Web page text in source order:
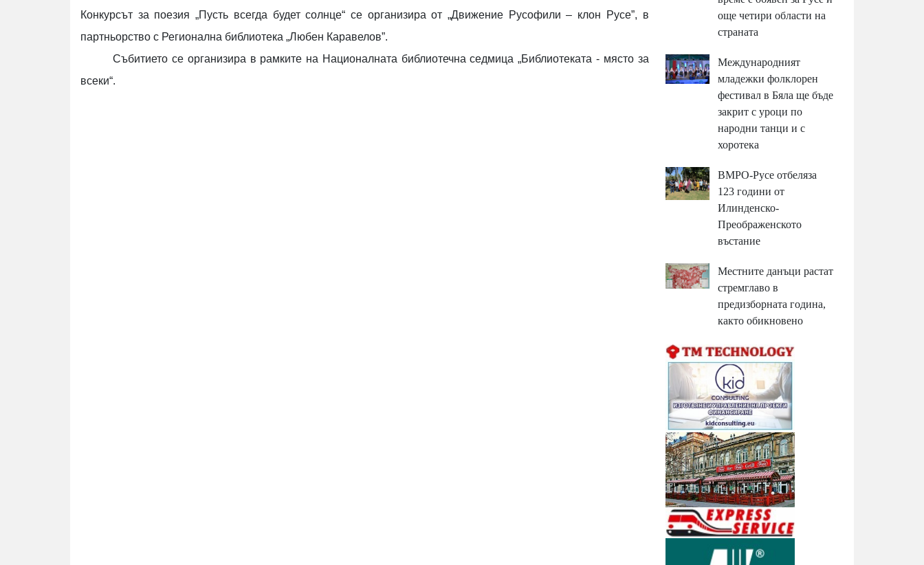
Конкурсът за поезия „Пусть всегда будет солнце“ се организира от „Движение Русофили – клон Русе”, в
партньорство с Регионална библиотека „Любен Каравелов”.
Събитието се организира в рамките на Националната библиотечна седмица „Библиотеката - място за
всeки“.
още четири области на
страната
Международният
младежки фолклорен
фестивал в Бяла ще бъде
закрит с уроци по
народни танци и с
хоротека
ВМРО-Русе отбеляза
123 години от
Илинденско-
Преображенското
въстание
Местните данъци растат
стремглаво в
предизборната година,
както обикновено